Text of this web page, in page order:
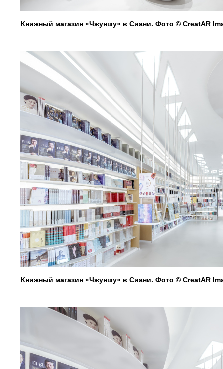
Книжный магазин «Чжуншу» в Сиани. Фото © CreatAR
Книжный магазин «Чжуншу» в Сиани. Фото © CreatAR